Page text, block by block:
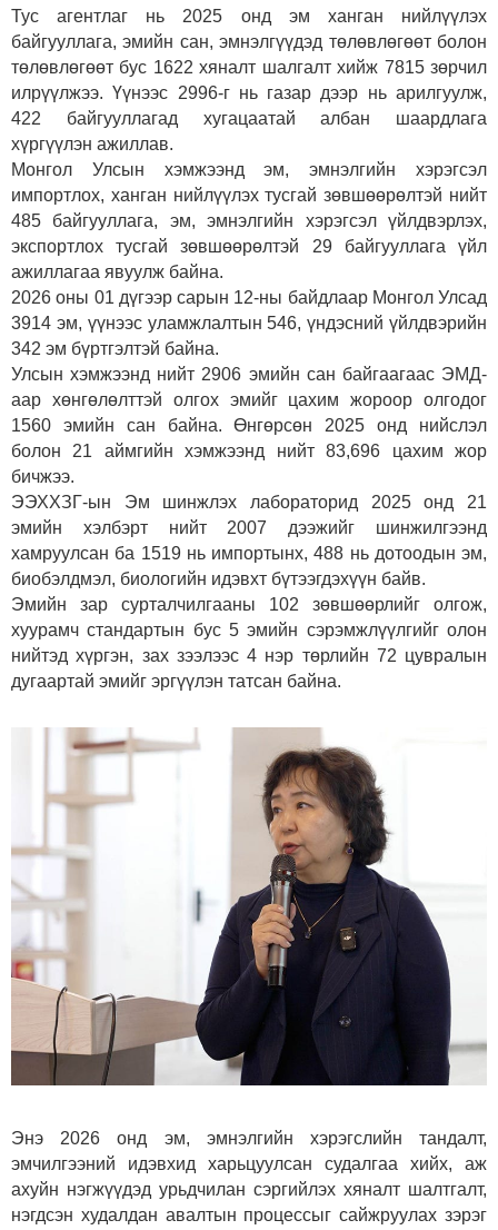
Тус агентлаг нь 2025 онд эм ханган нийлүүлэх
байгууллага, эмийн сан, эмнэлгүүдэд төлөвлөгөөт болон
төлөвлөгөөт бус 1622 хяналт шалгалт хийж 7815 зөрчил
илрүүлжээ. Үүнээс 2996-г нь газар дээр нь арилгуулж,
422 байгууллагад хугацаатай албан шаардлага
хүргүүлэн ажиллав.
Монгол Улсын хэмжээнд эм, эмнэлгийн хэрэгсэл
импортлох, ханган нийлүүлэх тусгай зөвшөөрөлтэй нийт
485 байгууллага, эм, эмнэлгийн хэрэгсэл үйлдвэрлэх,
экспортлох тусгай зөвшөөрөлтэй 29 байгууллага үйл
ажиллагаа явуулж байна.
2026 оны 01 дүгээр сарын 12-ны байдлаар Монгол Улсад
3914 эм, үүнээс уламжлалтын 546, үндэсний үйлдвэрийн
342 эм бүртгэлтэй байна.
Улсын хэмжээнд нийт 2906 эмийн сан байгаагаас ЭМД-
аар хөнгөлөлттэй олгох эмийг цахим жороор олгодог
1560 эмийн сан байна. Өнгөрсөн 2025 онд нийслэл
болон 21 аймгийн хэмжээнд нийт 83,696 цахим жор
бичжээ.
ЭЭХХЗГ-ын Эм шинжлэх лабораторид 2025 онд 21
эмийн хэлбэрт нийт 2007 дээжийг шинжилгээнд
хамруулсан ба 1519 нь импортынх, 488 нь дотоодын эм,
биобэлдмэл, биологийн идэвхт бүтээгдэхүүн байв.
Эмийн зар сурталчилгааны 102 зөвшөөрлийг олгож,
хуурамч стандартын бус 5 эмийн сэрэмжлүүлгийг олон
нийтэд хүргэн, зах зээлээс 4 нэр төрлийн 72 цувралын
дугаартай эмийг эргүүлэн татсан байна.
Энэ 2026 онд эм, эмнэлгийн хэрэгслийн тандалт,
эмчилгээний идэвхид харьцуулсан судалгаа хийх, аж
ахуйн нэгжүүдэд урьдчилан сэргийлэх хяналт шалтгалт,
нэгдсэн худалдан авалтын процессыг сайжруулах зэрэг